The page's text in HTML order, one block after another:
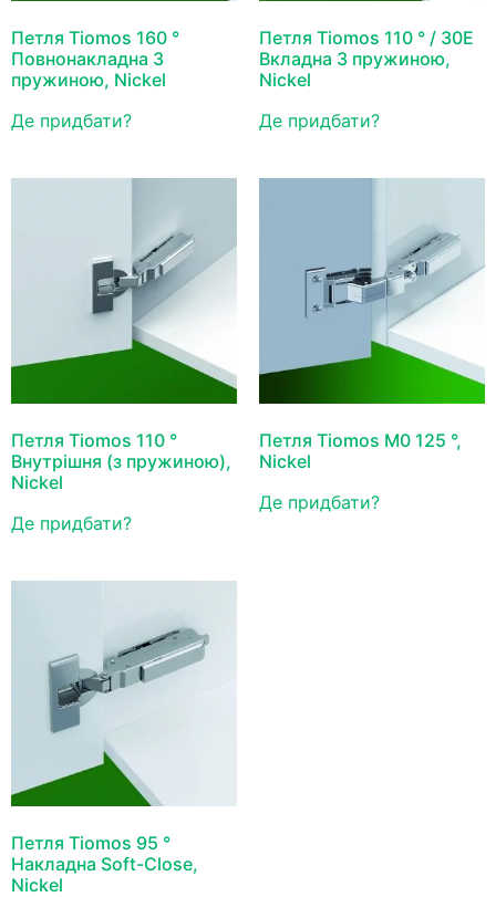
Петля Tiomos 160 °
Повнонакладна З
пружиною, Nickel
Де придбати?
Петля Tiomos 110 ° / 30Е
Вкладна З пружиною,
Nickel
Де придбати?
Петля Tiomos 110 °
Внутрішня (з пружиною),
Nickel
Де придбати?
Петля Tiomos М0 125 °,
Nickel
Де придбати?
Петля Tiomos 95 °
Накладна Soft-Close,
Nickel